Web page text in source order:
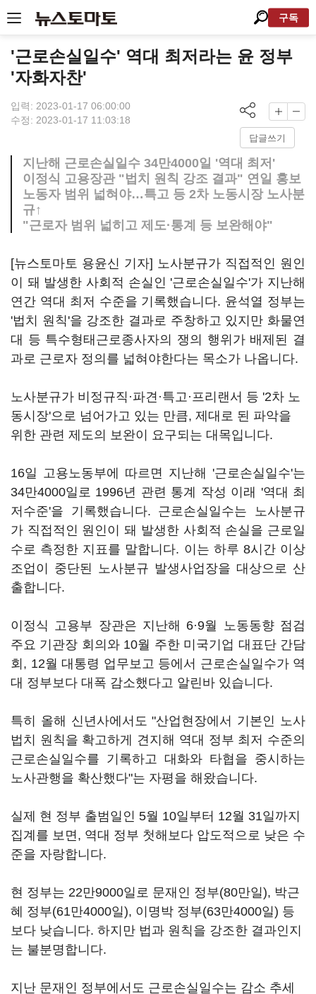
구독
'근로손실일수' 역대 최저라는 윤 정부
'자화자찬'
입력: 2023-01-17 06:00:00
수정: 2023-01-17 11:03:18
답글쓰기
지난해 근로손실일수 34만4000일 '역대 최저'
이정식 고용장관 "법치 원칙 강조 결과" 연일 홍보
노동자 범위 넓혀야…특고 등 2차 노동시장 노사분
규↑
"근로자 범위 넓히고 제도·통계 등 보완해야"
[뉴스토마토 용윤신 기자] 노사분규가 직접적인 원인
이 돼 발생한 사회적 손실인 '근로손실일수'가 지난해
연간 역대 최저 수준을 기록했습니다. 윤석열 정부는
'법치 원칙'을 강조한 결과로 주창하고 있지만 화물연
대 등 특수형태근로종사자의 쟁의 행위가 배제된 결
과로 근로자 정의를 넓혀야한다는 목소가 나옵니다.
노사분규가 비정규직·파견·특고·프리랜서 등 '2차 노
동시장'으로 넘어가고 있는 만큼, 제대로 된 파악을
위한 관련 제도의 보완이 요구되는 대목입니다.
16일 고용노동부에 따르면 지난해 '근로손실일수'는
34만4000일로 1996년 관련 통계 작성 이래 '역대 최
저수준'을 기록했습니다. 근로손실일수는 노사분규
가 직접적인 원인이 돼 발생한 사회적 손실을 근로일
수로 측정한 지표를 말합니다. 이는 하루 8시간 이상
조업이 중단된 노사분규 발생사업장을 대상으로 산
출합니다.
이정식 고용부 장관은 지난해 6·9월 노동동향 점검
주요 기관장 회의와 10월 주한 미국기업 대표단 간담
회, 12월 대통령 업무보고 등에서 근로손실일수가 역
대 정부보다 대폭 감소했다고 알린바 있습니다.
특히 올해 신년사에서도 "산업현장에서 기본인 노사
법치 원칙을 확고하게 견지해 역대 정부 최저 수준의
근로손실일수를 기록하고 대화와 타협을 중시하는
노사관행을 확산했다"는 자평을 해왔습니다.
실제 현 정부 출범일인 5월 10일부터 12월 31일까지
집계를 보면, 역대 정부 첫해보다 압도적으로 낮은 수
준을 자랑합니다.
현 정부는 22만9000일로 문재인 정부(80만일), 박근
혜 정부(61만4000일), 이명박 정부(63만4000일) 등
보다 낮습니다. 하지만 법과 원칙을 강조한 결과인지
는 불분명합니다.
지난 문재인 정부에서도 근로손실일수는 감소 추세